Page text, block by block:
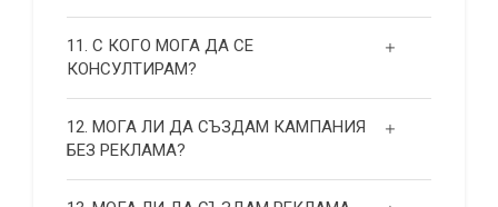
11. С КОГО МОГА ДА СЕ
КОНСУЛТИРАМ?
12. МОГА ЛИ ДА СЪЗДАМ КАМПАНИЯ
БЕЗ РЕКЛАМА?